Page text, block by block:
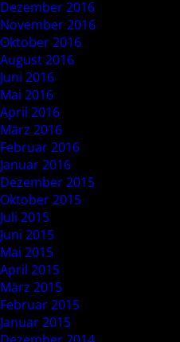
Dezember 2016
November 2016
Oktober 2016
August 2016
Juni 2016
Mai 2016
April 2016
März 2016
Februar 2016
Januar 2016
Dezember 2015
Oktober 2015
Juli 2015
Juni 2015
Mai 2015
April 2015
März 2015
Februar 2015
Januar 2015